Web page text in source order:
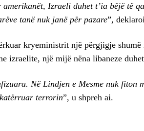
Izraeli duhet t’ia bëjë të
tanë nuk janë për pazare”,
kryeministrit një përgjigje shumë
izraelite, një mijë nëna libaneze
Në Lindjen e Mesme nuk fiton
terrorin”, u shpreh ai.